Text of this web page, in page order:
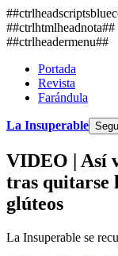
##ctrlhtmlheadnota##
##ctrlheadermenu##
Portada
Revista
Farándula
La Insuperable
VIDEO | Así
tras quitarse
glúteos
La Insuperable se